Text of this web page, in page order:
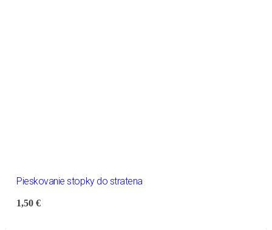
Pieskovanie stopky do stratena
1,50€